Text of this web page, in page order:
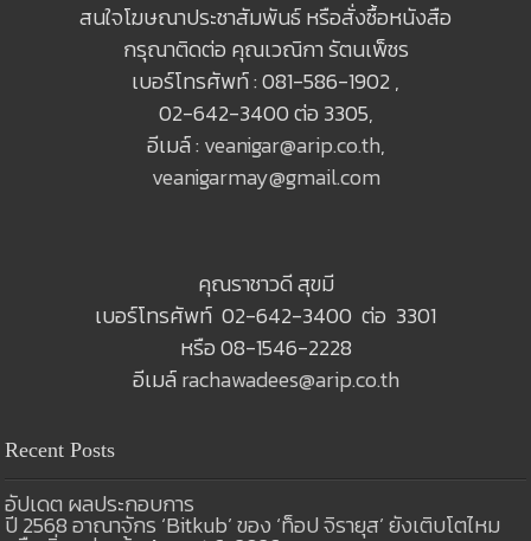
สนใจโฆษณาประชาสัมพันธ์ หรือสั่งซื้อหนังสือ
กรุณาติดต่อ คุณเวณิกา รัตนเพ็ชร
เบอร์โทรศัพท์ : 081-586-1902 ,
02-642-3400 ต่อ 3305,
อีเมล์ : veanigar@arip.co.th,
veanigarmay@gmail.com
คุณราชาวดี สุขมี
เบอร์โทรศัพท์ 02-642-3400 ต่อ 3301
หรือ 08-1546-2228
อีเมล์rachawadees@arip.co.th
Recent Posts
อัปเดต ผลประกอบการ
ปี 2568 อาณาจักร ‘Bitkub’ ของ ‘ท็อป จิรายุส’ ยังเติบโตไหม